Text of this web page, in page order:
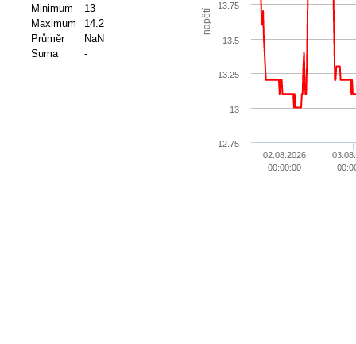
Minimum
13
Maximum
14.2
Průměr
NaN
Suma
-
napětí
02.08.2026
00:00:00
12.75
13
13.25
13.5
13.75